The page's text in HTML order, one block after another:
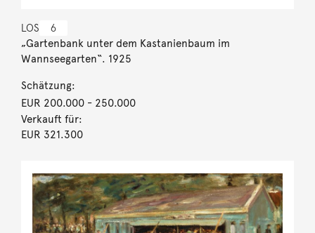
LOS 6
„Gartenbank unter dem Kastanienbaum im
Wannseegarten“. 1925
Schätzung:
EUR 200.000- 250.000
Verkauft für:
EUR 321.300